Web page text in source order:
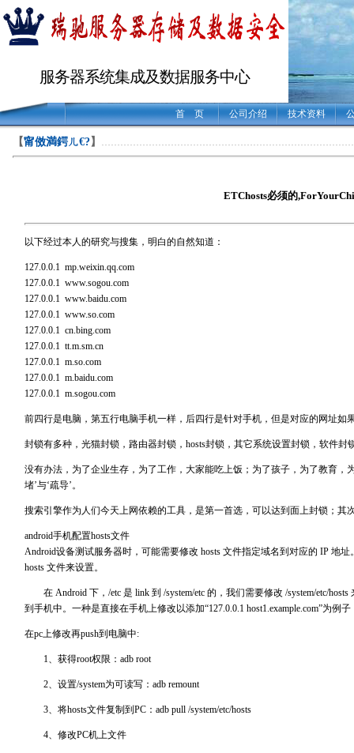
服务器系统集成及数据服务中心
首 页 公司介绍 技术资料
【甯傚満鍔ㄦ€?】
ETChosts必须的
以下经过本人的研究与搜集，明白的自然知道：
127.0.0.1 mp.weixin.qq.com
127.0.0.1 www.sogou.com
127.0.0.1 www.baidu.com
127.0.0.1 www.so.com
127.0.0.1 cn.bing.com
127.0.0.1 tt.m.sm.cn
127.0.0.1 m.so.com
127.0.0.1 m.baidu.com
127.0.0.1 m.sogou.com
前四行是电脑，第五行电脑手机一样，后四行是针对手机，但是对应的网址如
封锁有多种，光猫封锁，路由器封锁，hosts封锁，其它系统设置封锁，软件封
没有办法，为了企业生存，为了工作，大家能吃上饭；为了孩子，为了教育，
堵’与‘疏导’。
搜索引擎作为人们今天上网依赖的工具，是第一首选，可以达到面上封锁；其
android手机配置hosts文件
Android设备测试服务器时，可能需要修改 hosts 文件指定域名到对应的 IP 地
hosts 文件来设置。
在 Android 下，/etc 是 link 到 /system/etc 的，我们需要修改 /system/etc/
到手机中。一种是直接在手机上修改以添加“127.0.0.1 host1.example.com”为例子
在pc上修改再push到电脑中:
1、获得root权限：adb root
2、设置/system为可读写：adb remount
3、将hosts文件复制到PC：adb pull /system/etc/hosts
4、修改PC机上文件